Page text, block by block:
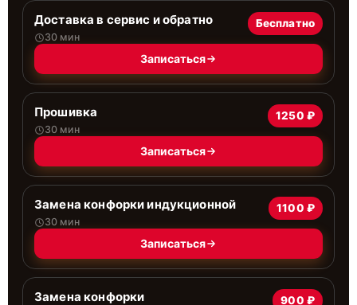
Доставка в сервис и обратно
30 мин
Бесплатно
Записаться
Прошивка
30 мин
1250 ₽
Записаться
Замена конфорки индукционной
30 мин
1100 ₽
Записаться
Замена конфорки
900 ₽